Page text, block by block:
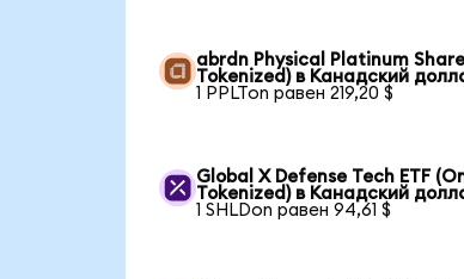
abrdn Physical Platinum
Tokenized) в Канадский
1 PPLTon равен 219,20 $
Global X Defense Tech ETF
Tokenized) в Канадский
1 SHLDon равен 94,61 $